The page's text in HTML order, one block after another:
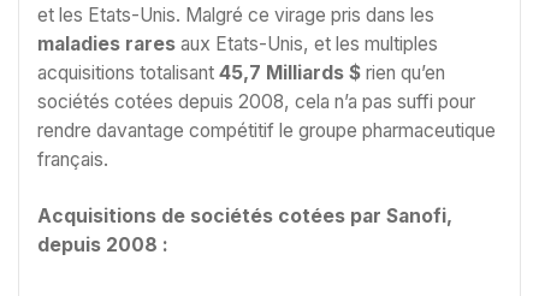
et les Etats-Unis. Malgré ce virage pris dans les
maladies rares aux Etats-Unis, et les multiples
acquisitions totalisant 45,7 Milliards $ rien qu’en
sociétés cotées depuis 2008, cela n’a pas suffi pour
rendre davantage compétitif le groupe pharmaceutique
français.
Acquisitions de sociétés cotées par Sanofi,
depuis 2008 :